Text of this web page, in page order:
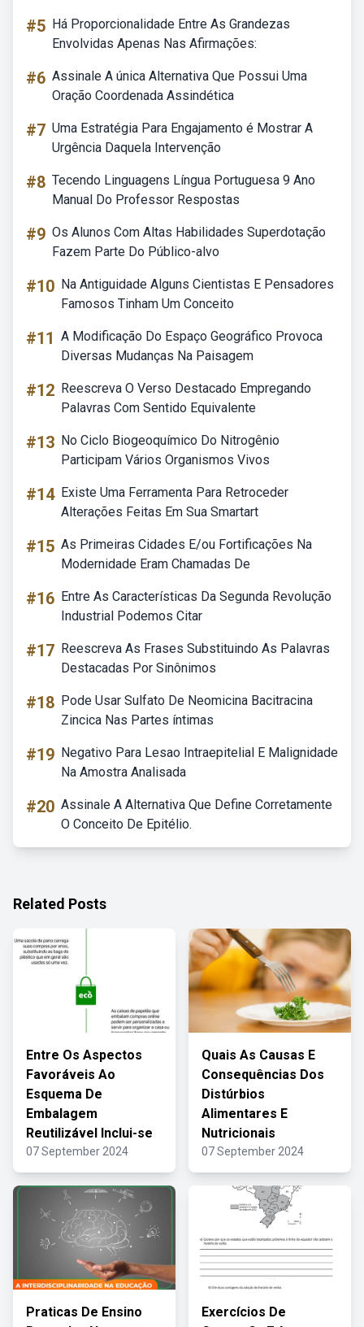
#5 Há Proporcionalidade Entre As Grandezas
Envolvidas Apenas Nas Afirmações:
#6 Assinale A única Alternativa Que Possui Uma
Oração Coordenada Assindética
#7 Uma Estratégia Para Engajamento é Mostrar A
Urgência Daquela Intervenção
#8 Tecendo Linguagens Língua Portuguesa 9 Ano
Manual Do Professor Respostas
#9 Os Alunos Com Altas Habilidades Superdotação
Fazem Parte Do Público-alvo
#10 Na Antiguidade Alguns Cientistas E Pensadores
Famosos Tinham Um Conceito
#11 A Modificação Do Espaço Geográfico Provoca
Diversas Mudanças Na Paisagem
#12 Reescreva O Verso Destacado Empregando
Palavras Com Sentido Equivalente
#13 No Ciclo Biogeoquímico Do Nitrogênio
Participam Vários Organismos Vivos
#14 Existe Uma Ferramenta Para Retroceder
Alterações Feitas Em Sua Smartart
#15 As Primeiras Cidades E/ou Fortificações Na
Modernidade Eram Chamadas De
#16 Entre As Características Da Segunda Revolução
Industrial Podemos Citar
#17 Reescreva As Frases Substituindo As Palavras
Destacadas Por Sinônimos
#18 Pode Usar Sulfato De Neomicina Bacitracina
Zincica Nas Partes íntimas
#19 Negativo Para Lesao Intraepitelial E Malignidade
Na Amostra Analisada
#20 Assinale A Alternativa Que Define Corretamente
O Conceito De Epitélio.
Related Posts
Entre Os Aspectos
Favoráveis Ao
Esquema De
Embalagem
Reutilizável Inclui-se
07 September 2024
Quais As Causas E
Consequências Dos
Distúrbios
Alimentares E
Nutricionais
07 September 2024
Praticas De Ensino
Exercícios De